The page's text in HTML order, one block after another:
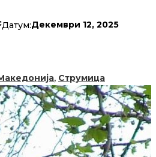
Датум:Декември 12, 2025
, Струмица